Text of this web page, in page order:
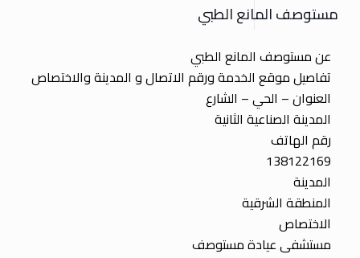
مستوصف المانع الطبي
عن مستوصف المانع الطبي
تفاصيل موقع الخدمة ورقم الاتصال و المدينة والاختصاص
العنوان – الحي – الشارع
المدينة الصناعية الثانية
رقم الهاتف
138122169
المدينة
المنطقة الشرقية
الاختصاص
مستشفى عيادة مستوصف